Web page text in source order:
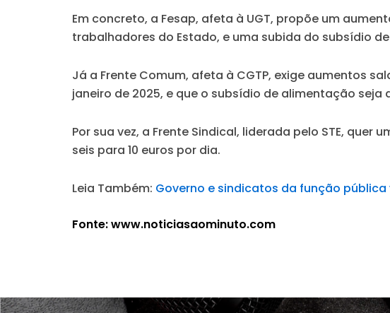
Em concreto, a Fesap, afeta à UGT, propõe um
trabalhadores do Estado, e uma subida do subsídio
Já a Frente Comum, afeta à CGTP, exige aumentos
janeiro de 2025, e que o subsídio de alimentação seja
Por sua vez, a Frente Sindical, liderada pelo STE,
seis para 10 euros por dia.
Leia Também: Governo e sindicatos da função
Fonte: www.noticiasaominuto.com